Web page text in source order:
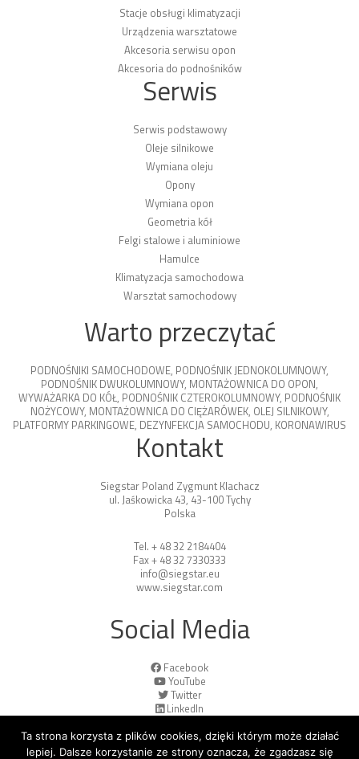
Stacje obsługi klimatyzacji
Urządzenia warsztatowe
Akcesoria serwisu opon
Akcesoria do podnośników
Serwis
Serwis podstawowy
Oleje silnikowe
Wymiana oleju
Opony
Wymiana opon
Geometria kół
Felgi stalowe i aluminiowe
Hamulce
Klimatyzacja samochodowa
Warsztat samochodowy
Warto przeczytać
PODNOŚNIKI SAMOCHODOWE, PODNOŚNIK JEDNOKOLUMNOWY,
PODNOŚNIK DWUKOLUMNOWY, MONTAŻOWNICA DO OPON,
WYWAŻARKA DO KÓŁ, PODNOŚNIK CZTEROKOLUMNOWY, PODNOŚNIK
NOŻYCOWY, MONTAŻOWNICA DO CIĘŻARÓWEK, OLEJ SILNIKOWY,
PLATFORMY PARKINGOWE, DEZYNFEKCJA SAMOCHODU, KORONAWIRUS
Kontakt
Siegstar Poland Zygmunt Klachacz
ul. Jaśkowicka 43, 43-100 Tychy
Polska
Tel. + 48 32 2184404
Fax + 48 32 7330333
info@siegstar.eu
www.siegstar.com
Social Media
Facebook
YouTube
Twitter
LinkedIn
Ta strona korzysta z plików cookies, dzięki którym może działać
lepiej. Dalsze korzystanie ze strony oznacza, że zgadzasz się